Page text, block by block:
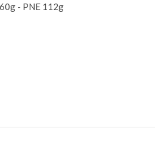
- PNE 112g